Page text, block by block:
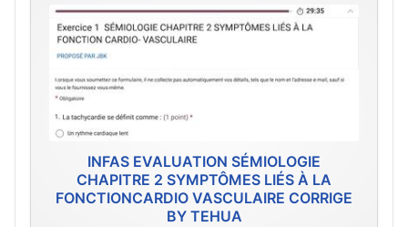
INFAS EVALUATION SÉMIOLOGIE
CHAPITRE 2 SYMPTÔMES LIÉS À LA
FONCTIONCARDIO VASCULAIRE CORRIGE
BY TEHUA